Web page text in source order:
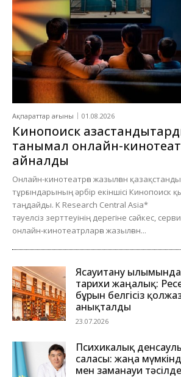
Ақпараттар ағыны 01.08.2026
Кинопоиск
танымал онлайн-
айналды
Онлайн-кинотеатрға жазылған
тұрғындарының әрбір екіншісі Кинопоиск
таңдайды. K Research Central Asia*
тәуелсіз зерттеуінің дерегіне сәйкес,
онлайн-кинотеатрларға жазылған...
Ясауитану
тарихи жаңалық:
бұрын белгісіз
анықталды
23.07.2026
Психикалық
саласы: жаңа
мен заманауи